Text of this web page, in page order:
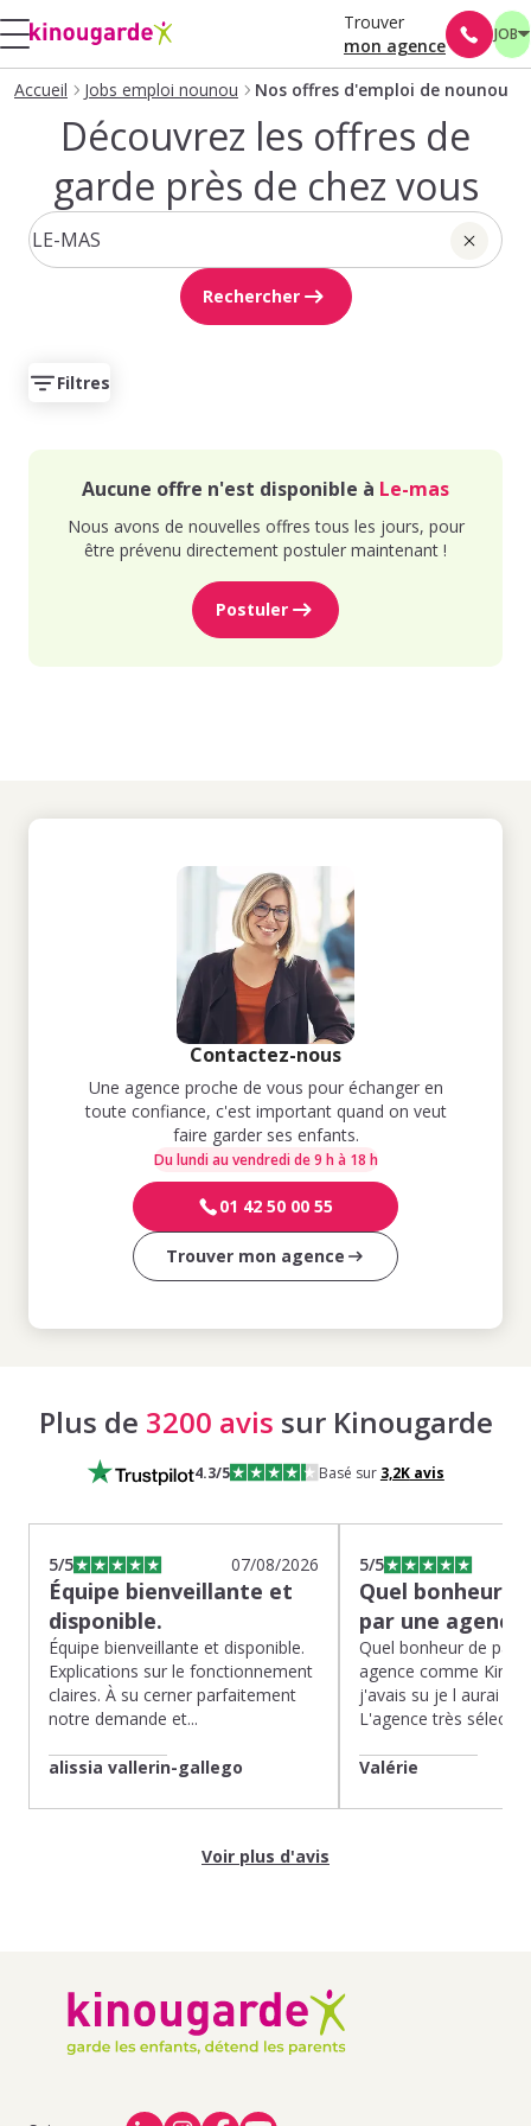
Trouver
mon agence
JOB
Accueil Jobs emploi nounou Nos offres d'emploi de nounou
Découvrez les offres de
garde près de chez vous
Rechercher
Filtres
Aucune offre n'est disponible à Le-mas
Nous avons de nouvelles offres tous les jours, pour
être prévenu directement postuler maintenant !
Postuler
Contactez-nous
Une agence proche de vous pour échanger en
toute confiance, c'est important quand on veut
faire garder ses enfants.
Du lundi au vendredi de 9 h à 18 h
01 42 50 00 55
Trouver mon agence
Plus de 3200 avis sur Kinougarde
4.3/5 Basé sur 3,2Kavis
5/5 07/08/2026
Équipe bienveillante et
disponible.
Équipe bienveillante et disponible.
Explications sur le fonctionnement
claires. À su cerner parfaitement
notre demande et...
alissia vallerin-gallego
5/5
Quel bonheur
par une
Quel bonheur de
agence comme
j'avais su je l aurai
L'agence très
Valérie
Voir plus d'avis